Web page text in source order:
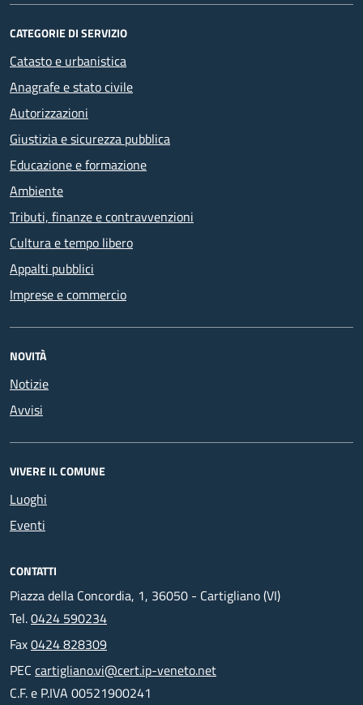
CATEGORIE DI SERVIZIO
Catasto e urbanistica
Anagrafe e stato civile
Autorizzazioni
Giustizia e sicurezza pubblica
Educazione e formazione
Ambiente
Tributi, finanze e contravvenzioni
Cultura e tempo libero
Appalti pubblici
Imprese e commercio
NOVITÀ
Notizie
Avvisi
VIVERE IL COMUNE
Luoghi
Eventi
CONTATTI
Piazza della Concordia, 1, 36050 - Cartigliano (VI)
Tel.0424 590234
Fax0424 828309
PEC cartigliano.vi@cert.ip-veneto.net
C.F. e P.IVA 00521900241